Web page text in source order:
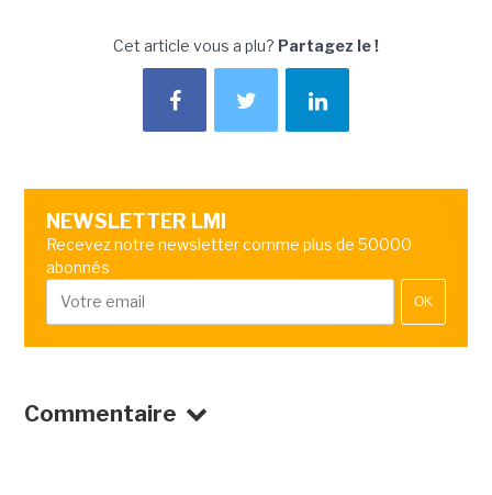
Cet article vous a plu? Partagez le !
NEWSLETTER LMI
Recevez notre newsletter comme plus de 50000
abonnés
OK
Commentaire